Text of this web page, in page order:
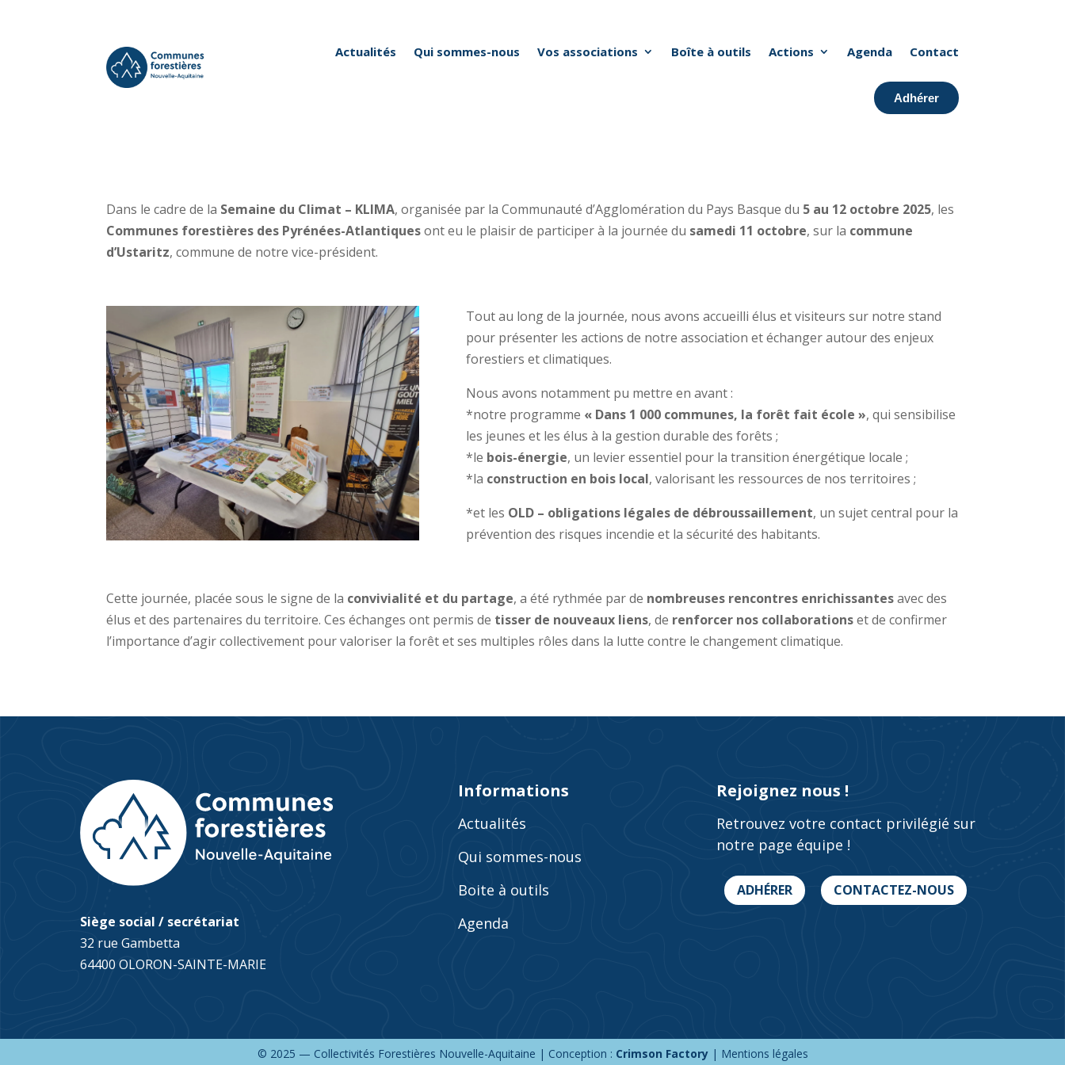
Actualités Qui sommes-nous Vos associations Boîte à outils Actions Agenda Contact
Adhérer
Dans le cadre de la Semaine du Climat – KLIMA, organisée par la Communauté d’Agglomération du Pays Basque du 5 au 12 octobre 2025, les
Communes forestières des Pyrénées-Atlantiquesont eu le plaisir de participer à la journée du samedi 11 octobre, sur la commune
d’Ustaritz, commune de notre vice-président.
Tout au long de la journée, nous avons accueilli élus et visiteurs sur notre stand
pour présenter les actions de notre association et échanger autour des enjeux
forestiers et climatiques.
Nous avons notamment pu mettre en avant :
*notre programme « Dans 1 000 communes, la forêt fait école », qui sensibilise
les jeunes et les élus à la gestion durable des forêts ;
*le bois-énergie, un levier essentiel pour la transition énergétique locale ;
*la construction en bois local, valorisant les ressources de nos territoires ;
*et les OLD – obligations légales de débroussaillement, un sujet central pour la
prévention des risques incendie et la sécurité des habitants.
Cette journée, placée sous le signe de la convivialité et du partage, a été rythmée par de nombreuses rencontres enrichissantesavec des
élus et des partenaires du territoire. Ces échanges ont permis de tisser de nouveaux liens, de renforcer nos collaborationset de confirmer
l’importance d’agir collectivement pour valoriser la forêt et ses multiples rôles dans la lutte contre le changement climatique.
Siège social / secrétariat
32 rue Gambetta
64400 OLORON-SAINTE-MARIE
Informations
Actualités
Qui sommes-nous
Boite à outils
Agenda
Rejoignez nous !
Retrouvez votre contact privilégié sur
notre page équipe !
ADHÉRER CONTACTEZ-NOUS
© 2025 — Collectivités Forestières Nouvelle-Aquitaine | Conception : Crimson Factory | Mentions légales